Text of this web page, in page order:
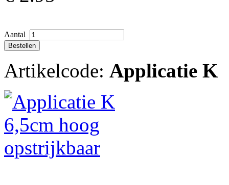
Aantal
Artikelcode: Applicatie K